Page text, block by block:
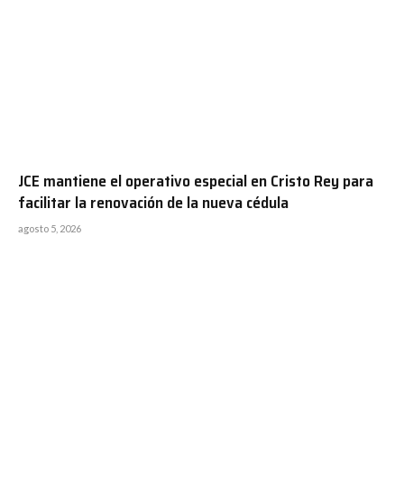
JCE mantiene el operativo especial en Cristo Rey para
facilitar la renovación de la nueva cédula
agosto 5, 2026